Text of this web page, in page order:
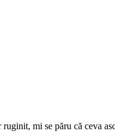
mi se păru că ceva